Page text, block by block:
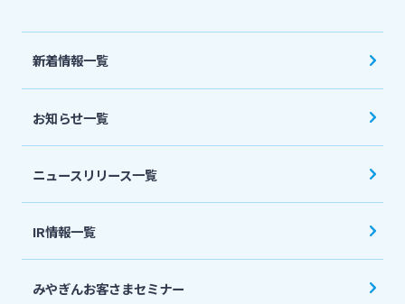
株主・投資家の皆さま
ニュースリリース一覧
採用情報
新着情報一覧
お知らせ一覧
ニュースリリース一覧
IR情報一覧
みやぎんお客さまセミナー